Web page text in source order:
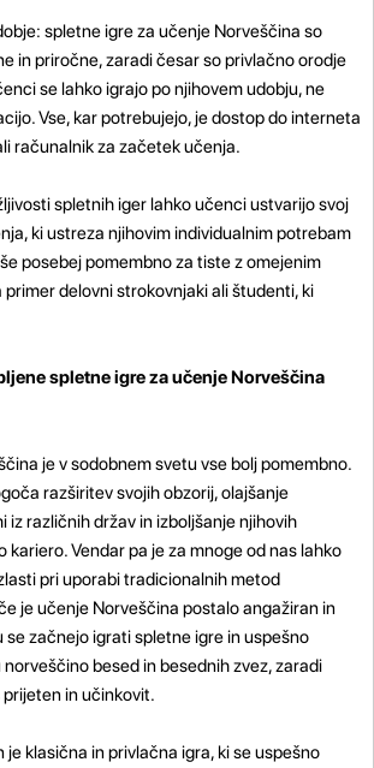
spletne igre za učenje Norveščina so
in priročne, zaradi česar so privlačno orodje
se lahko igrajo po njihovem udobju, ne
Vse, kar potrebujejo, je dostop do interneta
računalnik za začetek učenja.
spletnih iger lahko učenci ustvarijo svoj
ki ustreza njihovim individualnim potrebam
posebej pomembno za tiste z omejenim
delovni strokovnjaki ali študenti, ki
spletne igre za učenje Norveščina
je v sodobnem svetu vse bolj pomembno.
razširitev svojih obzorij, olajšanje
iz različnih držav in izboljšanje njihovih
kariero. Vendar pa je za mnoge od nas lahko
pri uporabi tradicionalnih metod
je učenje Norveščina postalo angažiran in
se začnejo igrati spletne igre in uspešno
besed in besednih zvez, zaradi
in učinkovit.
je klasična in privlačna igra, ki se uspešno